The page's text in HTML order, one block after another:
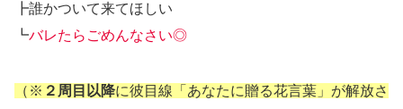
┣誰かついて来てほしい
┗バレたらごめんなさい◎
（※ ２周目以降に彼目線「あなたに贈る花言葉」が解放さ